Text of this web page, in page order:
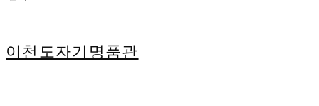
이천도자기명품관